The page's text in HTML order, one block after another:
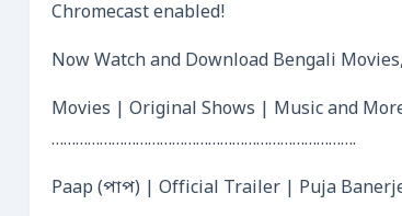
Chromecast enabled!
Now Watch and Download Bengali
Movies | Original Shows | Music and
………………………………………………………………….
Paap (পাপ) | Official Trailer | Puja